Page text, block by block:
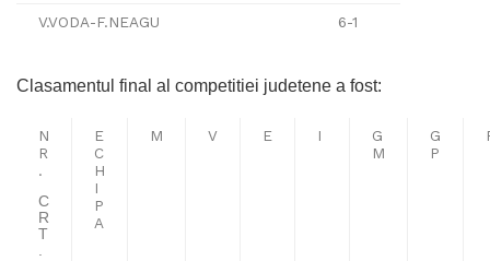
V.VODA-F.NEAGU 6-1
Clasamentul final al competitiei judetene a fost:
N
R
.
C
R
T
.
E
C
H
I
P
A
M V E I
G
M
G
P